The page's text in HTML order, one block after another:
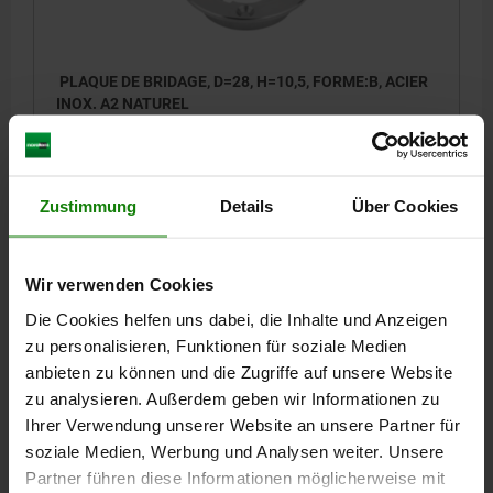
Zustimmung Details Über Cookies
Wir verwenden Cookies
Die Cookies helfen uns dabei, die Inhalte und Anzeigen
zu personalisieren, Funktionen für soziale Medien
anbieten zu können und die Zugriffe auf unsere Website
zu analysieren. Außerdem geben wir Informationen zu
Ihrer Verwendung unserer Website an unsere Partner für
soziale Medien, Werbung und Analysen weiter. Unsere
Partner führen diese Informationen möglicherweise mit
M2,5
PLAQUE DE BRIDAGE, D=28, H=10,5, FORME:B, ACIER
INOX. A2 NATUREL
D2=42
Référence:05592-05-12831
hors frais d’envoi
FORMES
DÉTAILS